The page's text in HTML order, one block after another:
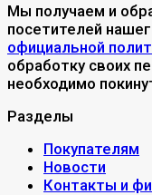
Мы получаем и
посетителей
официальной
обработку своих
необходимо
Разделы
Покупателям
Новости
Контакты и